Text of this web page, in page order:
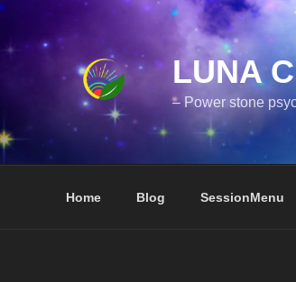
LUNA
– Power stone
Home Blog SessionMenu